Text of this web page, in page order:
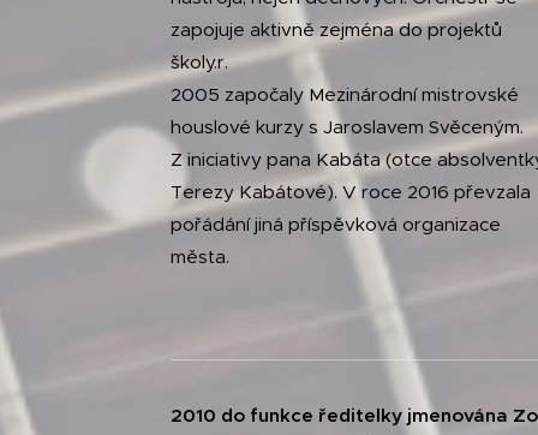
zapojuje aktivně zejména do projektů
školy.r.
2005 započaly Mezinárodní mistrovské
houslové kurzy s Jaroslavem Svěceným.
Z iniciativy pana Kabáta (otce
Terezy Kabátové). V roce 2016 převzala
pořádání jiná příspěvková organizace
města.
2010 do funkce ředitelky jmenována